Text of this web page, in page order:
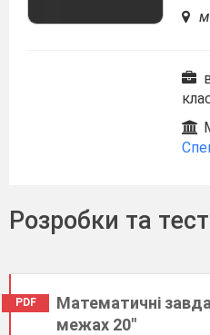
Розробки та
PDF
Математичні
межах 20"